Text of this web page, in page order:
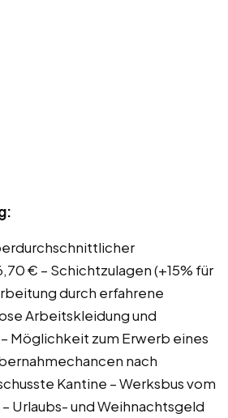
€ – Schichtzulagen (+15% für
durch erfahrene
Arbeitskleidung und
Möglichkeit zum Erwerb eines
nach
Kantine – Werksbus vom
Urlaubs- und Weihnachtsgeld